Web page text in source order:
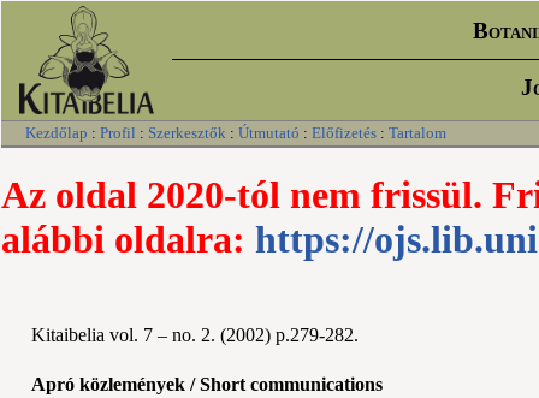
Kezdőlap : Profil : Szerkesztők : Útmutató : Előfizetés : Tartalom
Az oldal 2020-tól nem frissül.
alábbi oldalra: https://
Kitaibelia vol. 7 – no. 2. (2002) p.279-282.
Apró közlemények / Short communications